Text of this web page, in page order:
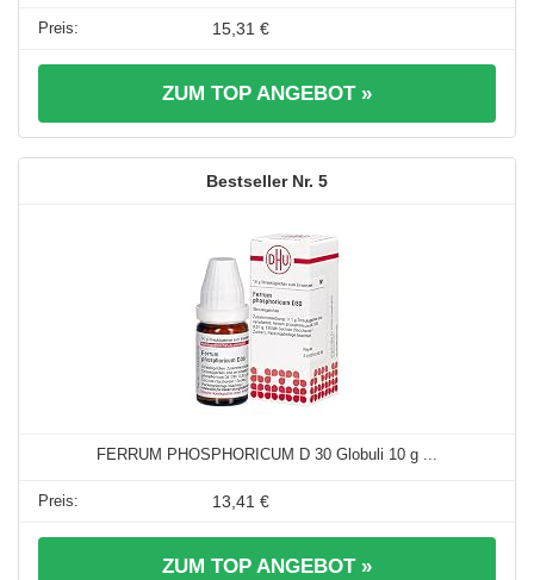
15,31 €
ZUM TOP ANGEBOT »
5
FERRUM PHOSPHORICUM D 30 Globuli 10 g ...
13,41 €
ZUM TOP ANGEBOT »